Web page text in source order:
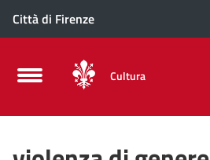
Città di Firenze
Cultura